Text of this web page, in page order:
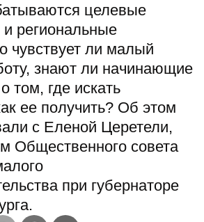
целевые
региональные
чувствует ли малый
знают ли начинающие
том, где искать
ее получить? Об этом
с Еленой Церетели,
Общественного совета
при губернаторе